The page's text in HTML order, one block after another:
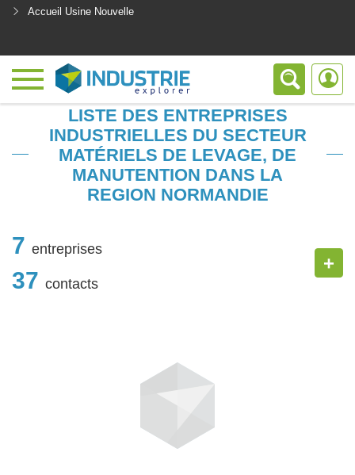
Accueil Usine Nouvelle
LISTE DES ENTREPRISES
INDUSTRIELLES DU SECTEUR
MATÉRIELS DE LEVAGE, DE
MANUTENTION DANS LA
REGION NORMANDIE
7 entreprises
37 contacts
+